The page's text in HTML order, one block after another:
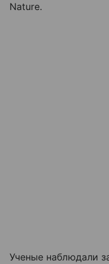
Nature.
Ученые наблюдали